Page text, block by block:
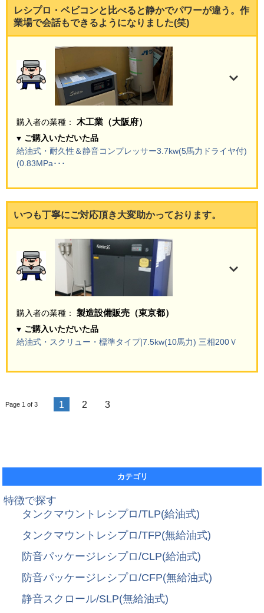
レシプロ・ベビコンと比べると静かでパワーが違う。作
業場で会話もできるようになりました(笑)
購入者の業種： 木工業（大阪府）
ご購入いただいた品
給油式・耐久性＆静音コンプレッサー3.7kw(5馬力ドライヤ付)
(0.83MPa･･･
いつも丁寧にご対応頂き大変助かっております。
購入者の業種： 製造設備販売（東京都）
ご購入いただいた品
給油式・スクリュー・標準タイプ|7.5kw(10馬力) 三相200Ｖ
Page 1 of 3 1 2 3
カテゴリ
特徴で探す
タンクマウントレシプロ/TLP(給油式)
タンクマウントレシプロ/TFP(無給油式)
防音パッケージレシプロ/CLP(給油式)
防音パッケージレシプロ/CFP(無給油式)
静音スクロール/SLP(無給油式)